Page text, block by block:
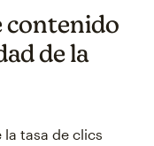
contenido
de la
tasa de clics